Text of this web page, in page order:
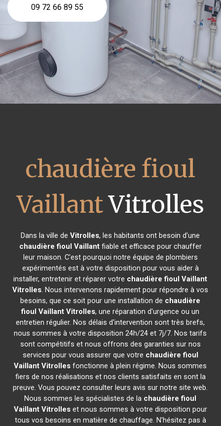
09 72 66 89 55
chaudière fioul
VaillantVitrolles
Dans la ville deVitrolles, les habitants ont besoin d'une
chaudière fioul Vaillantfiable et efficace pour chauffer
leur maison. C'est pourquoi notre équipe de plombiers
expérimentés est à votre disposition pour vous aider à
installer, entretenir et réparer votre chaudière fioul Vaillant
Vitrolles. Nous intervenons rapidement pour répondre à vos
besoins, que ce soit pour une installation de chaudière
fioul Vaillant Vitrolles, une réparation d'urgence ou un
entretien régulier. Nos délais d'intervention sont très brefs,
nous sommes à votre disposition 24h/24 et 7j/7. Nos tarifs
sont compétitifs et nous offrons des garanties sur nos
services pour vous assurer que votre chaudière fioul
Vaillant Vitrolles fonctionne à plein régime. Nous sommes
fiers de nos réalisations et nos clients satisfaits en sont la
preuve. Vous pouvez consulter leurs avis sur notre site web.
Nous sommes les spécialistes de la chaudière fioul
Vaillant Vitrolleset nous sommes à votre disposition pour
tous vos besoins en matière de chauffage. N'hésitez pas à